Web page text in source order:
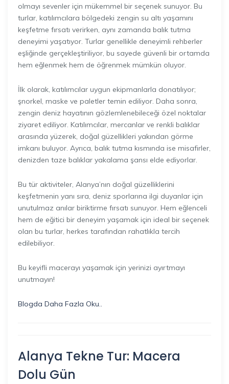
olmayı sevenler için mükemmel bir seçenek sunuyor. Bu
turlar, katılımcılara bölgedeki zengin su altı yaşamını
keşfetme fırsatı verirken, aynı zamanda balık tutma
deneyimi yaşatıyor. Turlar genellikle deneyimli rehberler
eşliğinde gerçekleştiriliyor, bu sayede güvenli bir ortamda
hem eğlenmek hem de öğrenmek mümkün oluyor.
İlk olarak, katılımcılar uygun ekipmanlarla donatılıyor;
şnorkel, maske ve paletler temin ediliyor. Daha sonra,
zengin deniz hayatının gözlemlenebileceği özel noktalar
ziyaret ediliyor. Katılımcılar, mercanlar ve renkli balıklar
arasında yüzerek, doğal güzellikleri yakından görme
imkanı buluyor. Ayrıca, balık tutma kısmında ise misafirler,
denizden taze balıklar yakalama şansı elde ediyorlar.
Bu tür aktiviteler, Alanya’nın doğal güzelliklerini
keşfetmenin yanı sıra, deniz sporlarına ilgi duyanlar için
unutulmaz anılar biriktirme fırsatı sunuyor. Hem eğlenceli
hem de eğitici bir deneyim yaşamak için ideal bir seçenek
olan bu turlar, herkes tarafından rahatlıkla tercih
edilebiliyor.
Bu keyifli macerayı yaşamak için yerinizi ayırtmayı
unutmayın!
Blogda Daha Fazla Oku..
Alanya Tekne Tur: Macera
Dolu Gün